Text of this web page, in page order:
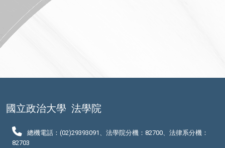
國立政治大學 法學院
總機電話：(02)29393091、法學院分機：82700、法律系分機：
82703